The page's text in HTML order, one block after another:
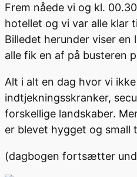
Frem nåede vi og kl.
hotellet og vi var alle klar
Billedet herunder viser
alle fik en af på busteren
Alt i alt en dag hvor vi
indtjekningsskranker,
forskellige landskaber.
er blevet hygget og small
(dagbogen fortsætter